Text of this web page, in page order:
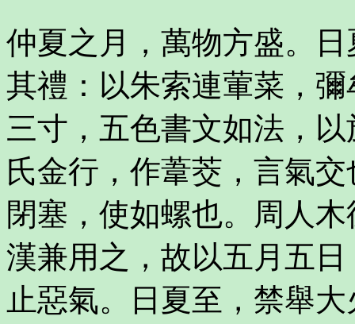
仲夏之月，萬物方盛。
其禮：以朱索連葷菜，
三寸，五色書文如法，
氏金行，作葦茭，言氣
閉塞，使如螺也。周人
漢兼用之，故以五月五
止惡氣。日夏至，禁舉